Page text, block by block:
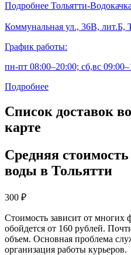
Подробнее Тольятти-
Коммунальная ул., 36В, лит.Б,
График работы:
пн-пт 08:00–20:00; сб,вс
Подробнее
Список доставок
карте
Средняя стоимость
воды в Тольятти
300 ₽
Стоимость зависит от многих
обойдется от 160 рублей.
объем. Основная проблема
организация работы курьеров.